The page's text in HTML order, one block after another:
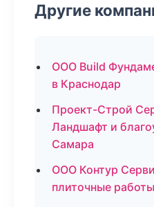
Другие
ООО Build
в Краснодар
Проект-Строй
Ландшафт и
Самара
ООО Контур
плиточные